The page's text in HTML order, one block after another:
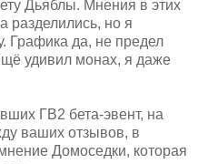
Дьяблы. Мнения в этих
разделились, но я
Графика да, не предел
удивил монах, я даже
ГВ2 бета-эвент, на
ваших отзывов, в
Домоседки, которая